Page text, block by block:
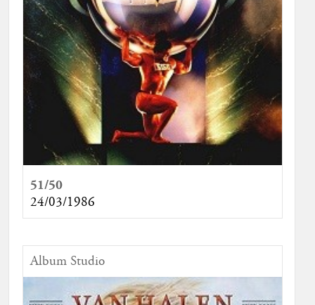
51/50
24/03/1986
Album Studio